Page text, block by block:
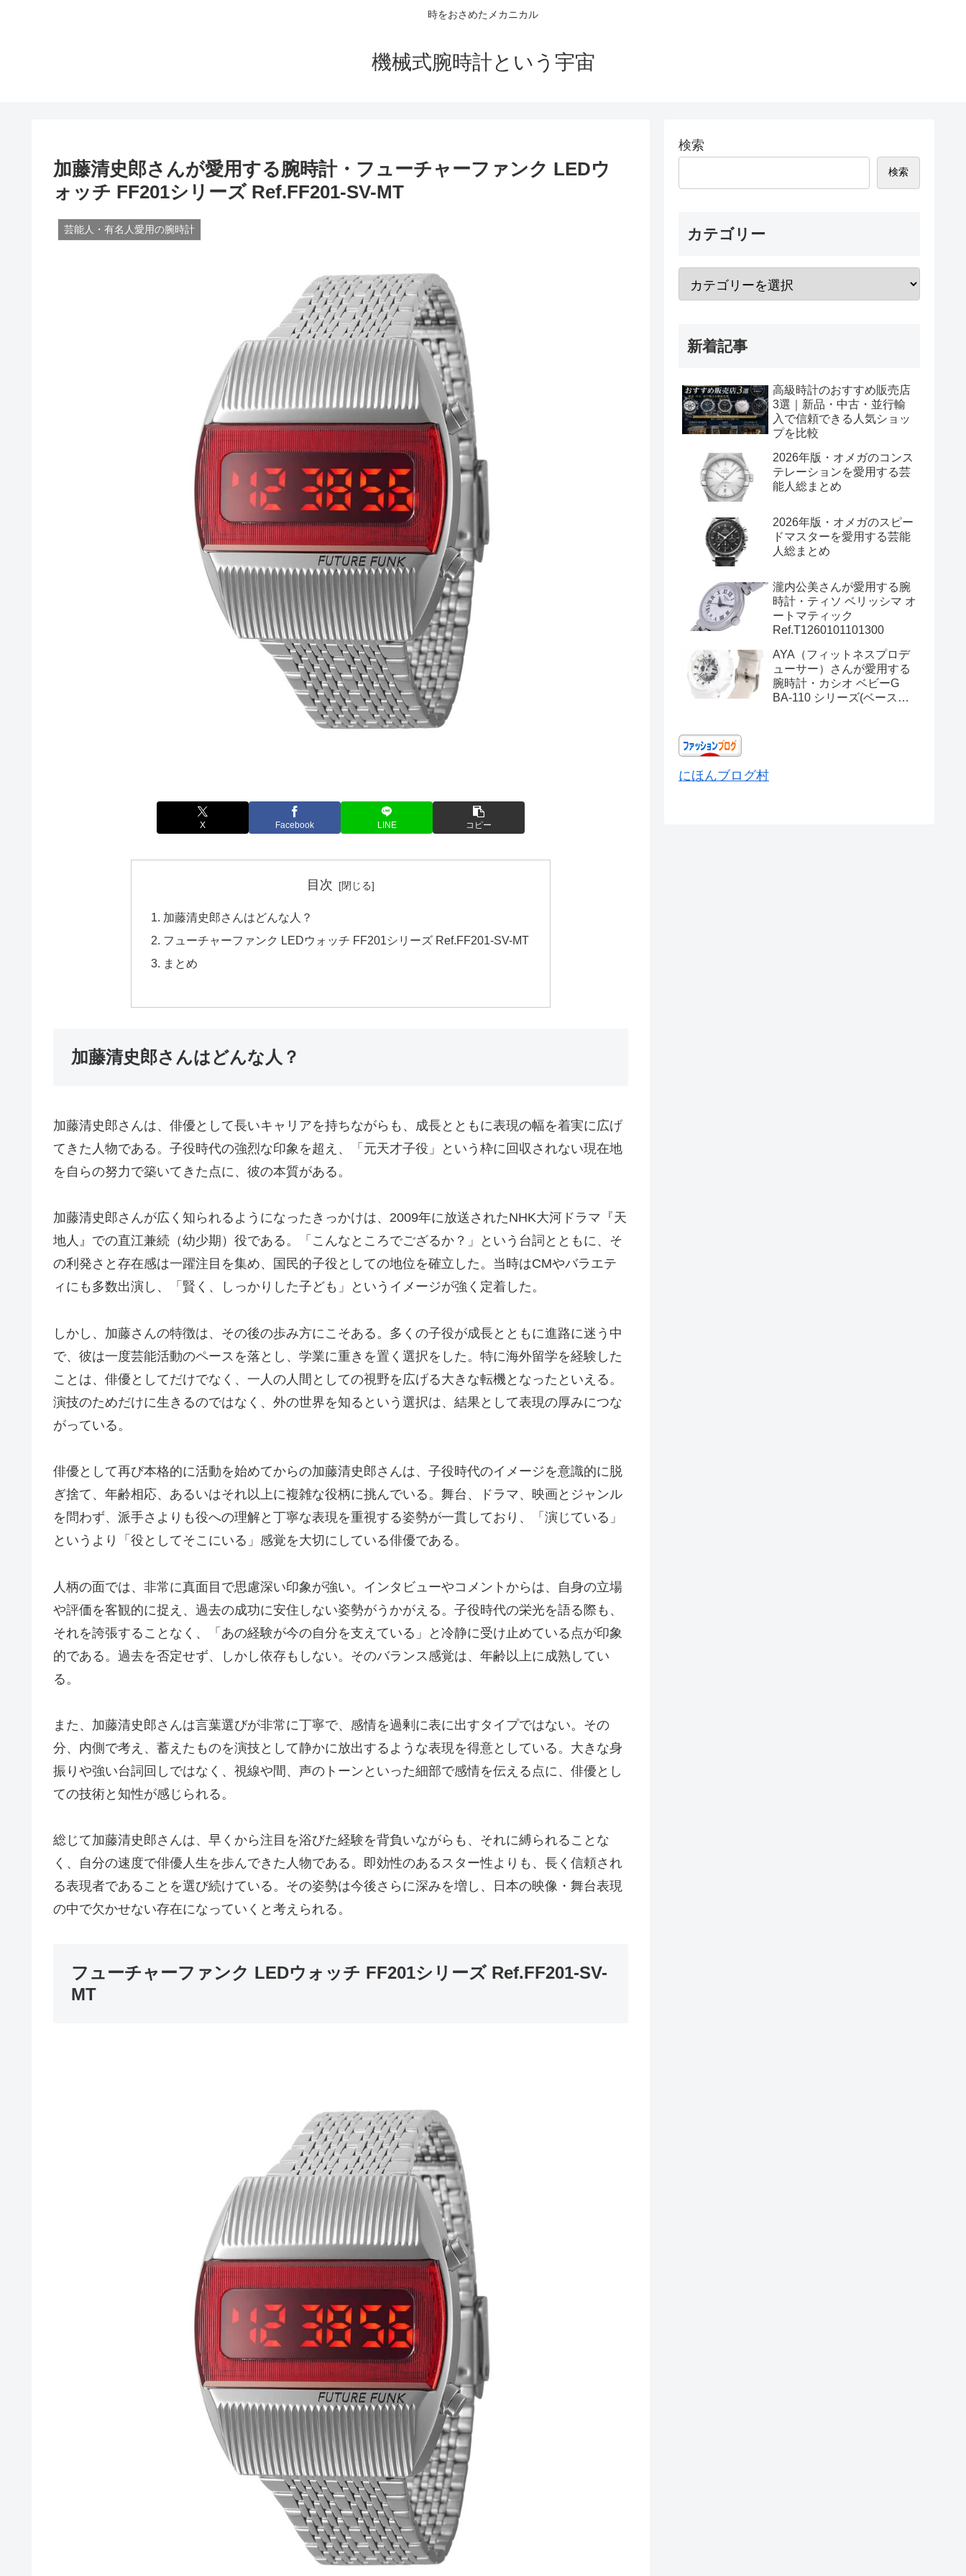
時をおさめたメカニカル
機械式腕時計という宇宙
加藤清史郎さんが愛用する腕時計・フューチャーファンク LEDウ
ォッチ FF201シリーズ Ref.FF201-SV-MT
芸能人・有名人愛用の腕時計
X Facebook LINE コピー
目次
加藤清史郎さんはどんな人？
フューチャーファンク LEDウォッチ FF201シリーズ Ref.FF201-SV-MT
まとめ
加藤清史郎さんはどんな人？
加藤清史郎さんは、俳優として長いキャリアを持ちながらも、成長とともに表現の幅を着実に広げ
てきた人物である。子役時代の強烈な印象を超え、「元天才子役」という枠に回収されない現在地
を自らの努力で築いてきた点に、彼の本質がある。
加藤清史郎さんが広く知られるようになったきっかけは、2009年に放送されたNHK大河ドラマ『天
地人』での直江兼続（幼少期）役である。「こんなところでござるか？」という台詞とともに、そ
の利発さと存在感は一躍注目を集め、国民的子役としての地位を確立した。当時はCMやバラエテ
ィにも多数出演し、「賢く、しっかりした子ども」というイメージが強く定着した。
しかし、加藤さんの特徴は、その後の歩み方にこそある。多くの子役が成長とともに進路に迷う中
で、彼は一度芸能活動のペースを落とし、学業に重きを置く選択をした。特に海外留学を経験した
ことは、俳優としてだけでなく、一人の人間としての視野を広げる大きな転機となったといえる。
演技のためだけに生きるのではなく、外の世界を知るという選択は、結果として表現の厚みにつな
がっている。
俳優として再び本格的に活動を始めてからの加藤清史郎さんは、子役時代のイメージを意識的に脱
ぎ捨て、年齢相応、あるいはそれ以上に複雑な役柄に挑んでいる。舞台、ドラマ、映画とジャンル
を問わず、派手さよりも役への理解と丁寧な表現を重視する姿勢が一貫しており、「演じている」
というより「役としてそこにいる」感覚を大切にしている俳優である。
人柄の面では、非常に真面目で思慮深い印象が強い。インタビューやコメントからは、自身の立場
や評価を客観的に捉え、過去の成功に安住しない姿勢がうかがえる。子役時代の栄光を語る際も、
それを誇張することなく、「あの経験が今の自分を支えている」と冷静に受け止めている点が印象
的である。過去を否定せず、しかし依存もしない。そのバランス感覚は、年齢以上に成熟してい
る。
また、加藤清史郎さんは言葉選びが非常に丁寧で、感情を過剰に表に出すタイプではない。その
分、内側で考え、蓄えたものを演技として静かに放出するような表現を得意としている。大きな身
振りや強い台詞回しではなく、視線や間、声のトーンといった細部で感情を伝える点に、俳優とし
ての技術と知性が感じられる。
総じて加藤清史郎さんは、早くから注目を浴びた経験を背負いながらも、それに縛られることな
く、自分の速度で俳優人生を歩んできた人物である。即効性のあるスター性よりも、長く信頼され
る表現者であることを選び続けている。その姿勢は今後さらに深みを増し、日本の映像・舞台表現
の中で欠かせない存在になっていくと考えられる。
フューチャーファンク LEDウォッチ FF201シリーズ Ref.FF201-SV-
MT
検索
検索
カテゴリー
新着記事
高級時計のおすすめ販売店
3選｜新品・中古・並行輸
入で信頼できる人気ショッ
プを比較
2026年版・オメガのコンス
テレーションを愛用する芸
能人総まとめ
2026年版・オメガのスピー
ドマスターを愛用する芸能
人総まとめ
瀧内公美さんが愛用する腕
時計・ティソ ベリッシマ オ
ートマティック
Ref.T1260101101300
AYA（フィットネスプロデ
ューサー）さんが愛用する
腕時計・カシオ ベビーG
BA-110 シリーズ(ベースモ
にほんブログ村